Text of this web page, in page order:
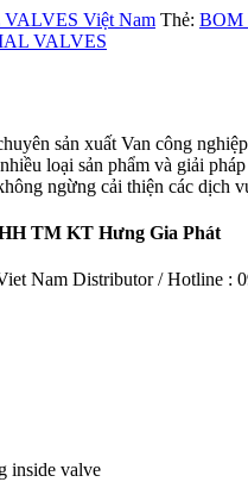
Việt Nam Thẻ: BOM
VALVES
sản xuất Van công
loại sản phẩm và giải
ngừng cải thiện các dịch
TM KT Hưng Gia Phát
Nam Distributor / Hotline :
inside valve